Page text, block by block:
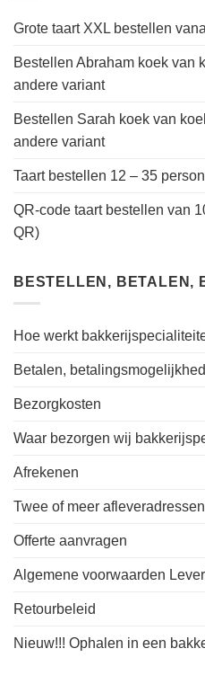
Grote taart XXL bestellen
Bestellen Abraham koek van
andere variant
Bestellen Sarah koek van
andere variant
Taart bestellen 12 – 35
QR-code taart bestellen van
QR)
BESTELLEN, BETALEN,
Hoe werkt
Betalen,
Bezorgkosten
Waar bezorgen wij
Afrekenen
Twee of meer
Offerte aanvragen
Algemene voorwaarden
Retourbeleid
Nieuw!!! Ophalen in een